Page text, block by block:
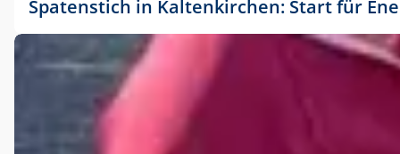
Spatenstich in Kaltenkirchen: Start für